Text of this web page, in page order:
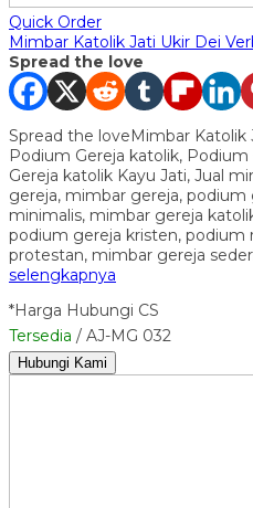
Quick Order
Mimbar Katolik Jati Ukir Dei
Spread the love
Spread the loveMimbar Katolik
Podium Gereja katolik,
Gereja katolik Kayu Jati, Jual
gereja, mimbar gereja,
minimalis, mimbar gereja
podium gereja kristen, podium
protestan, mimbar gereja
selengkapnya
*Harga Hubungi CS
Tersedia / AJ-MG 032
Hubungi Kami